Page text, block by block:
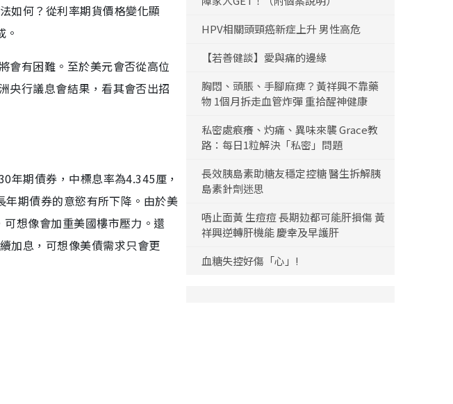
如何？從利率期貨價格變化顯
會有困難。至於美元會否從高位
央行議息會結果，看其會否出招
年期債券，中標息率為4.345厘，
期債券的意慾有所下降。由於美
想像會加重美國樓市壓力。還
加息，可想像美債需求只會更
HPV相關頭頸癌新症上升 男性高危
【若善健談】愛與痛的邊緣
胸悶、頭脹、手腳麻痺？黃祥興不靠藥
物 1個月拆走血管炸彈 重拾醒神健康
私密處痕癢、灼痛、異味來襲 Grace教
路：每日1粒解決「私密」問題
長效胰島素助糖友穩定控糖 醫生拆解胰
島素針劑迷思
唔止面黃 生痘痘 長期攰都可能肝損傷 黃
祥興逆轉肝機能 慶幸及早護肝
血糖失控好傷「心」!